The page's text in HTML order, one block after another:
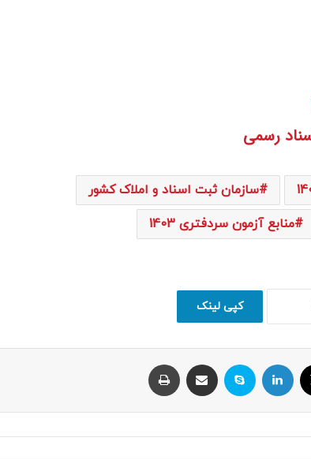
رسمی
سازمان ثبت اسناد و املاک کشور
منابع آزمون سردفتری 1403
کپی لینک
ایکس لینکداین اسکایپ اشتراک با ایمیل